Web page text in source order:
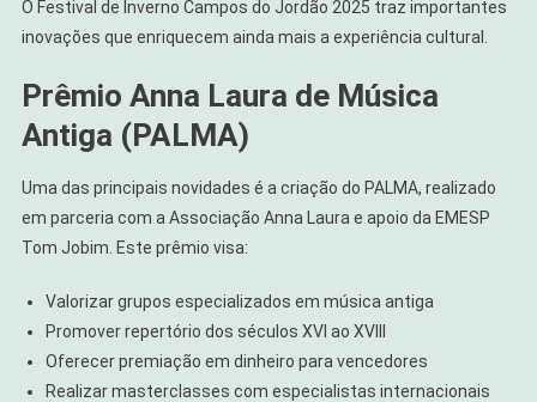
O Festival de Inverno Campos do Jordão 2025 traz importantes
inovações que enriquecem ainda mais a experiência cultural.
Prêmio Anna Laura de Música
Antiga (PALMA)
Uma das principais novidades é a criação do PALMA, realizado
em parceria com a Associação Anna Laura e apoio da EMESP
Tom Jobim. Este prêmio visa:
Valorizar grupos especializados em música antiga
Promover repertório dos séculos XVI ao XVIII
Oferecer premiação em dinheiro para vencedores
Realizar masterclasses com especialistas internacionais